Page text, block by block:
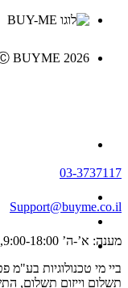
BUYME 2026
03-3737117
Support@buyme.co.il
מענה: א’-ה’ 9:00-18:00, ו’ וערבי חג 9:00-13:00
ביי מי טכנולוגיות בע"מ